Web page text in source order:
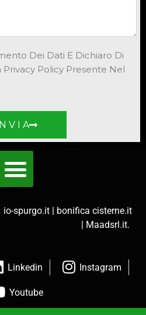
Dei Dati E Dichiaro Di
Privacy Policy Presente Nel
V I A
io-spurgo.it | bonifica cisterne.it
| Maadsrl.it.
Linkedin Instagram
Youtube